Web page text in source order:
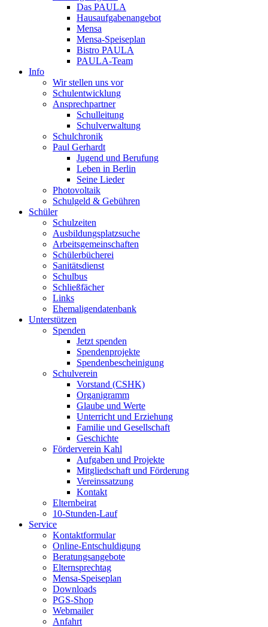
Das PAULA
Hausaufgabenangebot
Mensa
Mensa-Speiseplan
Bistro PAULA
PAULA-Team
Info
Wir stellen uns vor
Schulentwicklung
Ansprechpartner
Schulleitung
Schulverwaltung
Schulchronik
Paul Gerhardt
Jugend und Berufung
Leben in Berlin
Seine Lieder
Photovoltaik
Schulgeld & Gebühren
Schüler
Schulzeiten
Ausbildungsplatzsuche
Arbeitsgemeinschaften
Schülerbücherei
Sanitätsdienst
Schulbus
Schließfächer
Links
Ehemaligendatenbank
Unterstützen
Spenden
Jetzt spenden
Spendenprojekte
Spendenbescheinigung
Schulverein
Vorstand (CSHK)
Organigramm
Glaube und Werte
Unterricht und Erziehung
Familie und Gesellschaft
Geschichte
Förderverein Kahl
Aufgaben und Projekte
Mitgliedschaft und Förderung
Vereinssatzung
Kontakt
Elternbeirat
10-Stunden-Lauf
Service
Kontaktformular
Online-Entschuldigung
Beratungsangebote
Elternsprechtag
Mensa-Speiseplan
Downloads
PGS-Shop
Webmailer
Anfahrt